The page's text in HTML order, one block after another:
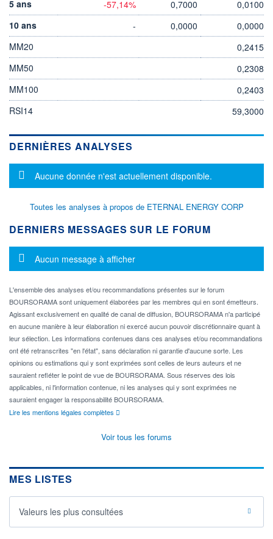
5 ans
-57,14% 0,7000
0,0100
10 ans
- 0,0000
0,0000
MM20
0,2415
MM50
0,2308
MM100
0,2403
RSI14
59,3000
DERNIÈRES ANALYSES
Message d'information
Aucune donnée n'est actuellement disponible.
Toutes les analyses à propos de ETERNAL ENERGY CORP
DERNIERS MESSAGES SUR LE FORUM
Message d'information
Aucun message à afficher
L'ensemble des analyses et/ou recommandations présentes sur le forum
BOURSORAMA sont uniquement élaborées par les membres qui en sont émetteurs.
Agissant exclusivement en qualité de canal de diffusion, BOURSORAMA n'a participé
en aucune manière à leur élaboration ni exercé aucun pouvoir discrétionnaire quant à
leur sélection. Les informations contenues dans ces analyses et/ou recommandations
ont été retranscrites "en l'état", sans déclaration ni garantie d'aucune sorte. Les
opinions ou estimations qui y sont exprimées sont celles de leurs auteurs et ne
sauraient refléter le point de vue de BOURSORAMA. Sous réserves des lois
applicables, ni l'information contenue, ni les analyses qui y sont exprimées ne
sauraient engager la responsabilité BOURSORAMA.
Lire les mentions légales complètes
Voir tous les forums
MES LISTES
Valeurs les plus consultées